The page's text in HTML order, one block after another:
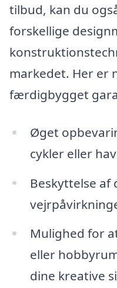
tilbud, kan du
forskellige
markedet. Her er
færdigbygget
Øget
cykler eller
Beskyttelse
Mulighed for
eller
dine kreative